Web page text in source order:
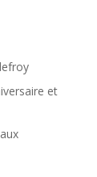
et